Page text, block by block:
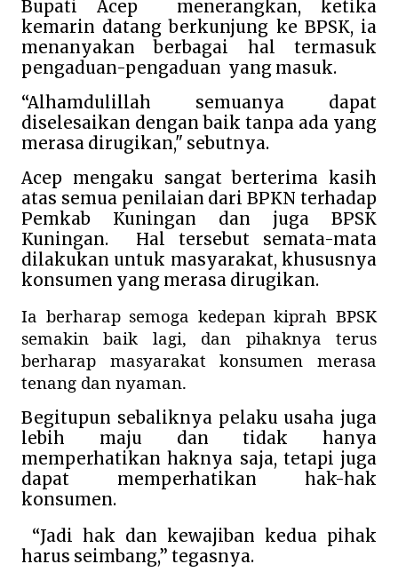
Bupati Acep
menerangkan, ketika
kemarin datang berkunjung ke BPSK, ia
menanyakan berbagai hal termasuk
pengaduan-pengaduan yang masuk.
“Alhamdulillah semuanya dapat
diselesaikan dengan baik tanpa ada yang
merasa dirugikan," sebutnya.
Acep mengaku sangat berterima kasih
atas semua penilaian dari BPKN terhadap
Pemkab Kuningan dan juga BPSK
Kuningan.
Hal tersebut semata-mata
dilakukan untuk masyarakat, khususnya
konsumen yang merasa dirugikan.
Ia berharap semoga kedepan kiprah BPSK
semakin baik lagi, dan pihaknya terus
berharap masyarakat konsumen merasa
tenang dan nyaman.
Begitupun sebaliknya pelaku usaha juga
lebih maju dan tidak hanya
memperhatikan haknya saja, tetapi juga
dapat memperhatikan hak-hak
konsumen.
“Jadi hak dan kewajiban kedua pihak
harus seimbang,” tegasnya.